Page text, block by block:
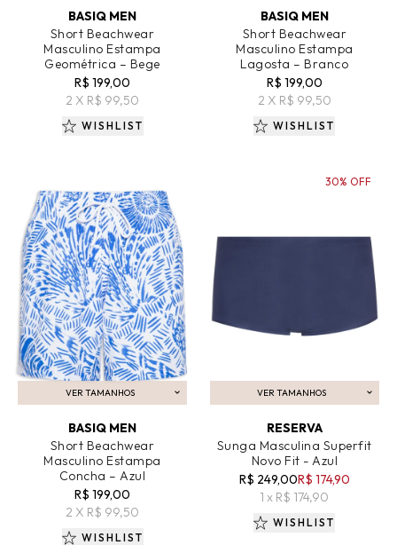
BASIQ MEN
Short Beachwear
Masculino Estampa
Geométrica – Bege
R$ 199,00
2 X R$ 99,50
WISHLIST
BASIQ MEN
Short Beachwear
Masculino Estampa
Lagosta – Branco
R$ 199,00
2 X R$ 99,50
WISHLIST
VER TAMANHOS
ADICIONAR AO CARRINHO
BASIQ MEN
Short Beachwear
Masculino Estampa
Concha – Azul
R$ 199,00
2 X R$ 99,50
WISHLIST
VER TAMANHOS
ADICIONAR AO CARRINHO
RESERVA
Sunga Masculina Superfit
Novo Fit - Azul
R$ 249,00R$ 174,90
1 x R$ 174,90
30% OFF
WISHLIST